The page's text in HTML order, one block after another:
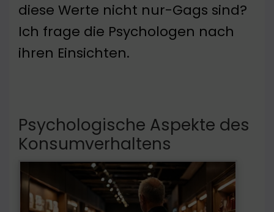
diese Werte nicht nur-Gags sind?
Ich frage die Psychologen nach
ihren Einsichten.
Psychologische Aspekte des
Konsumverhaltens